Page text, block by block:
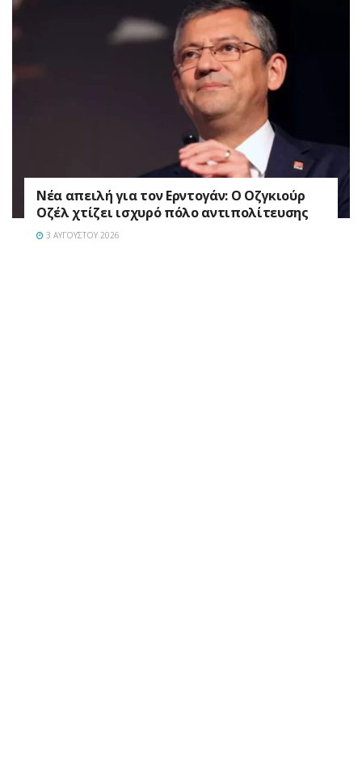
Νέα απειλή για τον Ερντογάν: Ο Οζγκιούρ
Οζέλ χτίζει ισχυρό πόλο αντιπολίτευσης
3 ΑΥΓΟΎΣΤΟΥ 2026